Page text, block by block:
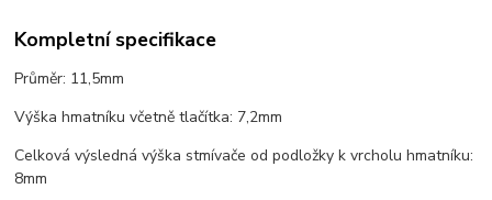
Kompletní specifikace
Průměr: 11,5mm
Výška hmatníku včetně tlačítka: 7,2mm
Celková výsledná výška stmívače od podložky k vrcholu hmatníku:
8mm